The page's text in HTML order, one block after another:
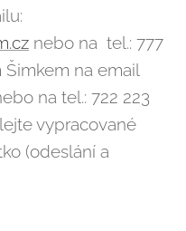
nebo na tel.: 777
na email
na tel.: 722 223
vypracované
(odeslání a